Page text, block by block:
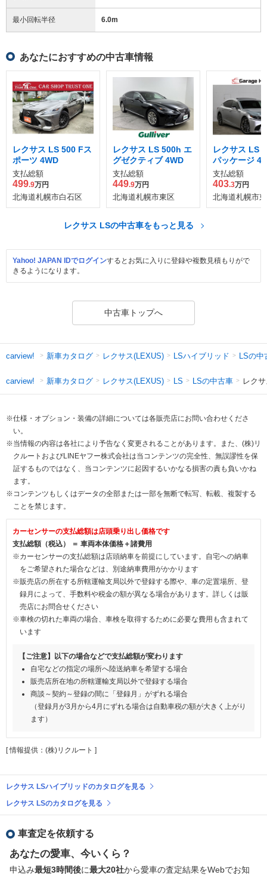
最小回転半径 6.0m
あなたにおすすめの中古車情報
レクサス LS 500 Fス
ポーツ 4WD
支払総額
499.9万円
北海道札幌市白石区
レクサス LS 500h エ
グゼクティブ 4WD
支払総額
449.9万円
北海道札幌市東区
レクサス LS
パッケージ
支払総額
403.3万円
北海道札幌市
レクサス LSの中古車をもっと見る
Yahoo! JAPAN IDでログインするとお気に入りに登録や複数見積もりがで
きるようになります。
中古車トップへ
carview! 新車カタログ レクサス(LEXUS) LSハイブリッド LSの中
carview! 新車カタログ レクサス(LEXUS) LS LSの中古車 レク
※仕様・オプション・装備の詳細については各販売店にお問い合わせくださ
い。
※当情報の内容は各社により予告なく変更されることがあります。また、(株)リ
クルートおよびLINEヤフー株式会社は当コンテンツの完全性、無誤謬性を保
証するものではなく、当コンテンツに起因するいかなる損害の責も負いかね
ます。
※コンテンツもしくはデータの全部または一部を無断で転写、転載、複製する
ことを禁じます。
カーセンサーの支払総額は店頭乗り出し価格です
支払総額（税込） ＝ 車両本体価格＋諸費用
※カーセンサーの支払総額は店頭納車を前提にしています。自宅への納車
をご希望された場合などは、別途納車費用がかかります
※販売店の所在する所轄運輸支局以外で登録する際や、車の定置場所、登
録月によって、手数料や税金の額が異なる場合があります。詳しくは販
売店にお問合せください
※車検の切れた車両の場合、車検を取得するために必要な費用も含まれて
います
【ご注意】以下の場合などで支払総額が変わります
自宅などの指定の場所へ陸送納車を希望する場合
販売店所在地の所轄運輸支局以外で登録する場合
商談～契約～登録の間に「登録月」がずれる場合
（登録月が3月から4月にずれる場合は自動車税の額が大きく上がり
ます）
[ 情報提供：(株)リクルート ]
レクサス LSハイブリッドのカタログを見る
レクサス LSのカタログを見る
車査定を依頼する
あなたの愛車、今いくら？
申込み最短3時間後に最大20社から愛車の査定結果をWebでお知